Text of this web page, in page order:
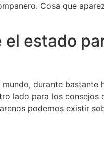
Cosa que
el estado
durante bastante
lado para los consejos
podemos existir